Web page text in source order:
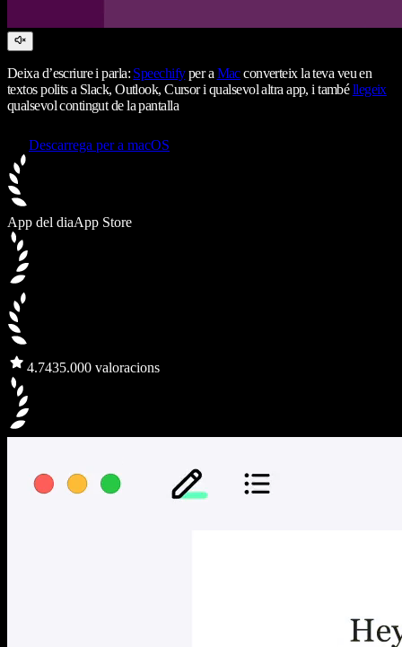
Deixa d’escriure i parla: Speechifyper a Macconverteix la teva veu en
textos polits a Slack, Outlook, Cursor i qualsevol altra app, i tambéllegeix
qualsevol contingut de la pantalla
Descarrega per a macOS
App del diaApp Store
4.7435.000 valoracions